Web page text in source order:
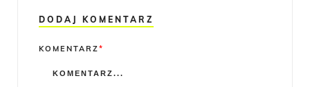
DODAJ KOMENTARZ
Comment
KOMENTARZ*